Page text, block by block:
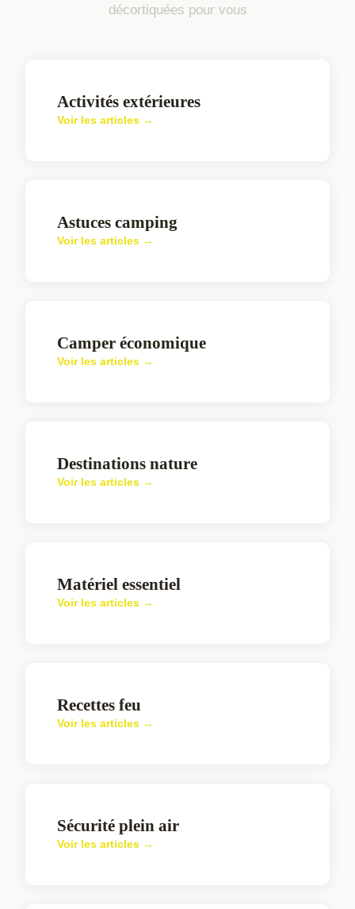
décortiquées pour vous
Activités extérieures
Voir les articles →
Astuces camping
Voir les articles →
Camper économique
Voir les articles →
Destinations nature
Voir les articles →
Matériel essentiel
Voir les articles →
Recettes feu
Voir les articles →
Sécurité plein air
Voir les articles →